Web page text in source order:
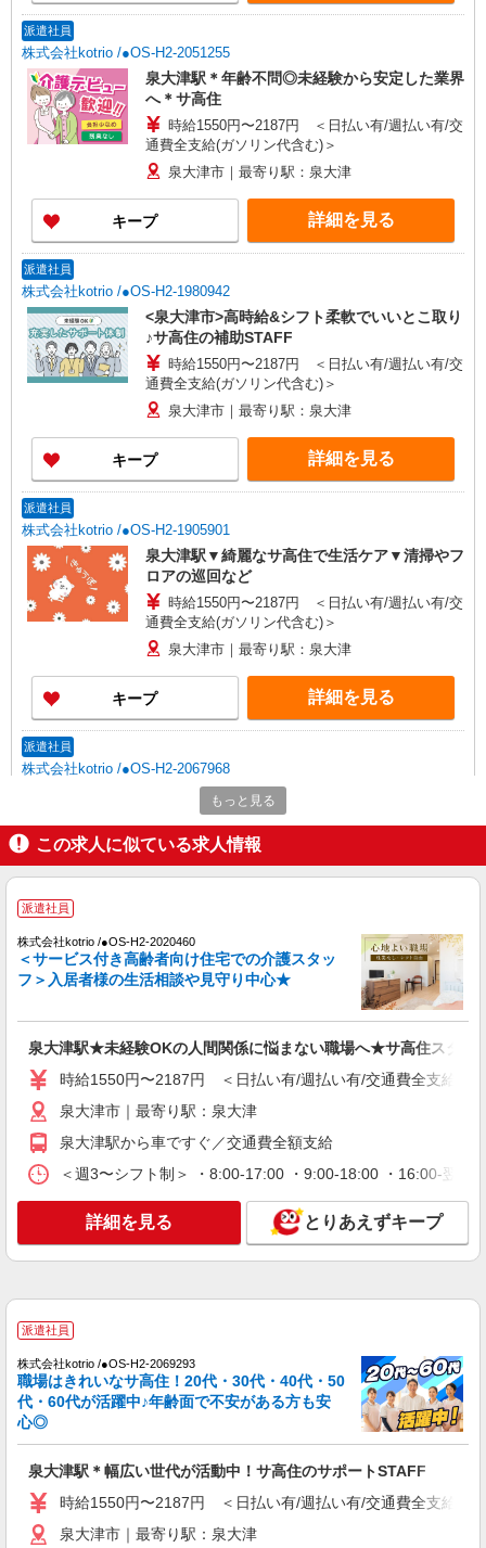
派遣社員
株式会社kotrio /●OS-H2-2051255
泉大津駅＊年齢不問◎未経験から安定した業界
へ＊サ高住
時給1550円〜2187円 ＜日払い有/週払い有/交
通費全支給(ガソリン代含む)＞
泉大津市｜最寄り駅：泉大津
キープ 詳細を見る
派遣社員
株式会社kotrio /●OS-H2-1980942
<泉大津市>高時給&シフト柔軟でいいとこ取り
♪サ高住の補助STAFF
時給1550円〜2187円 ＜日払い有/週払い有/交
通費全支給(ガソリン代含む)＞
泉大津市｜最寄り駅：泉大津
キープ 詳細を見る
派遣社員
株式会社kotrio /●OS-H2-1905901
泉大津駅▼綺麗なサ高住で生活ケア▼清掃やフ
ロアの巡回など
時給1550円〜2187円 ＜日払い有/週払い有/交
通費全支給(ガソリン代含む)＞
泉大津市｜最寄り駅：泉大津
キープ 詳細を見る
派遣社員
株式会社kotrio /●OS-H2-2067968
泉大津駅｜まずは送迎業務で活躍しよう◎デイ
サービスSTAFF
時給1550円〜2187円 ＜日払い有/週払い有/交
キープ 詳細を見る
派遣社員
タッフ★＠泉大津駅
時給1550円〜2187円 ＜日払い有/週払い有/交
通費全支給(ガソリン代含む)＞
キープ 詳細を見る
株式会社kotrio /●OS-H2-2009812
泉大津市｜最寄り駅：泉大津
キープ 詳細を見る
派遣社員
＜泉大津市＞デイサービスSTAFF募集≪週3勤
務≫≪夕方退社≫
もっと見る
この求人に似ている求人情報
派遣社員
株式会社kotrio /●OS-H2-2020460
＜サービス付き高齢者向け住宅での介護スタッ
フ＞入居者様の生活相談や見守り中心★
泉大津駅★未経験OKの人間関係に悩まない職場へ★サ高住スタッ
時給1550円〜2187円 ＜日払い有/週払い有/交通費全支給(ガ
泉大津市｜最寄り駅：泉大津
泉大津駅から車ですぐ／交通費全額支給
＜週3〜シフト制＞ ・8:00-17:00 ・9:00-18:00 ・16:00-
詳細を見る とりあえずキープ
派遣社員
株式会社kotrio /●OS-H2-2069293
職場はきれいなサ高住！20代・30代・40代・50
代・60代が活躍中♪年齢面で不安がある方も安
心◎
泉大津駅＊幅広い世代が活動中！サ高住のサポートSTAFF
時給1550円〜2187円 ＜日払い有/週払い有/交通費全支給(ガ
泉大津市｜最寄り駅：泉大津